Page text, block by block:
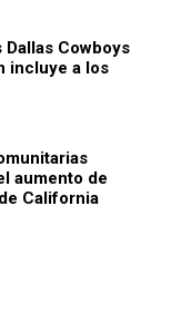
Cowboys
incluye a los
aumento de
California